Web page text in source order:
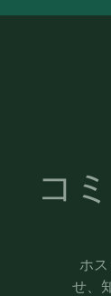
コ
ホ
せ、